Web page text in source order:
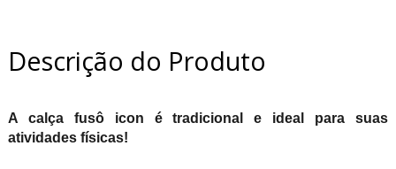
Descrição do Produto
A calça fusô icon é tradicional e ideal para suas
atividades físicas!